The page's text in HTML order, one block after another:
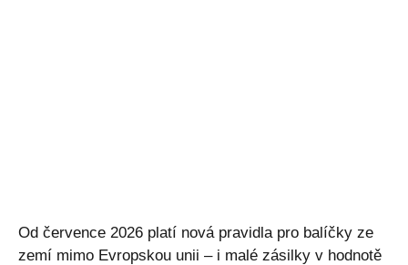
Od července 2026 platí nová pravidla pro balíčky ze
zemí mimo Evropskou unii – i malé zásilky v hodnotě